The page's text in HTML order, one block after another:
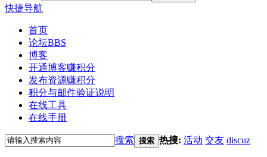
快捷导航
首页
论坛BBS
博客
开通博客赚积分
发布资源赚积分
积分与邮件验证说明
在线工具
在线手册
搜索 搜索 热搜: 活动 交友 discuz